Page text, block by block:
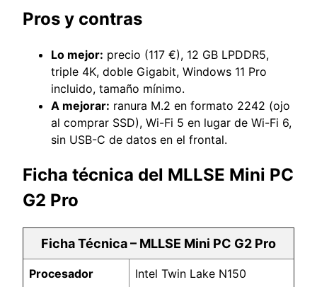
Pros y contras
Lo mejor: precio (117 €), 12 GB LPDDR5,
triple 4K, doble Gigabit, Windows 11 Pro
incluido, tamaño mínimo.
A mejorar: ranura M.2 en formato 2242 (ojo
al comprar SSD), Wi-Fi 5 en lugar de Wi-Fi 6,
sin USB-C de datos en el frontal.
Ficha técnica del MLLSE Mini PC
G2 Pro
Ficha Técnica – MLLSE Mini PC G2 Pro
Procesador Intel Twin Lake N150